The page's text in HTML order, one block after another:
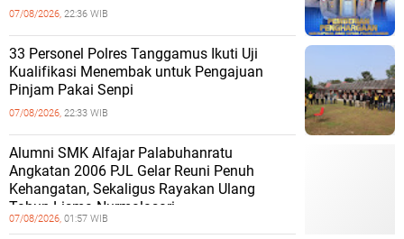
07/08/2026, 22:36 WIB
33 Personel Polres Tanggamus Ikuti Uji
Kualifikasi Menembak untuk Pengajuan
Pinjam Pakai Senpi
07/08/2026, 22:33 WIB
Alumni SMK Alfajar Palabuhanratu
Angkatan 2006 PJL Gelar Reuni Penuh
Kehangatan, Sekaligus Rayakan Ulang
Tahun Lisma Nurmalasari
07/08/2026, 01:57 WIB